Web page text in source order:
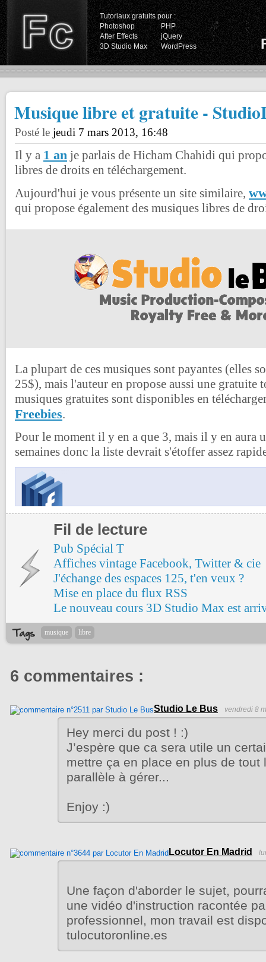
Tutoriaux gratuits pour :
Photoshop
PHP
After Effects
jQuery
3D Studio Max
WordPress
Musique libre et gratuite -
Posté le jeudi 7 mars 2013, 16:48
Il y a 1 an je parlais de Hicham Chahidi qui
libres de droits en téléchargement.
Aujourd'hui je vous présente un site similaire,
qui propose également des musiques libres de
La plupart de ces musiques sont payantes (elles
25$), mais l'auteur en propose aussi une gratuite
musiques gratuites sont disponibles en
Freebies.
Pour le moment il y en a que 3, mais il y en aura
semaines donc la liste devrait s'étoffer assez
Fil de lecture
Pub Spécial T
Affiches vintage Facebook, Twitter & cie
J'échange des espaces 125, t'en veux ?
Mise en place du flux RSS
Le nouveau cours 3D Studio Max est
musique libre
6 commentaires :
Studio Le Bus vendredi 8
Hey merci du post ! :)
J’espère que ca sera utile un
mettre ça en place en plus de tout
parallèle à gérer...
Enjoy :)
Locutor En Madrid
Une façon d'aborder le sujet,
une vidéo d'instruction racontée
professionnel, mon travail est
tulocutoronline.es